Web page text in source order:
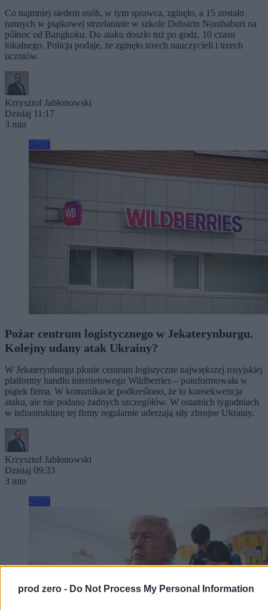
prod zero - Do Not Process My Personal Information
Co najmniej siedem osób, w tym sprawca, zginęło, a 15 zostało
rannych w piątkowej strzelaninie w szkole Debsirin Nonthaburi na
północ od Bangkoku. Do ataku doszło tuż po godz. 10 czasu
lokalnego. Policja podaje, że zginęło trzech nauczycieli i trzech
uczniów.
Krzysztof Jabłonowski
Dzisiaj 11:17
3 min
Pożar centrum logistycznego w Jekaterynburgu.
Kolejny udany atak Ukrainy?
W Jekaterynburgu płonie centrum logistyczne największej rosyjskiej
platformy handlu internetowego Wildberries – poinformowała w
piątek firma. W komunikacie podkreślono, że to konsekwencja
ataku, ale nie podano żadnych szczegółów. W ostatnich tygodniach
w infrastrukturę tej firmy regularnie uderzają siły zbrojne Ukrainy.
Krzysztof Jabłonowski
Dzisiaj 09:33
3 min